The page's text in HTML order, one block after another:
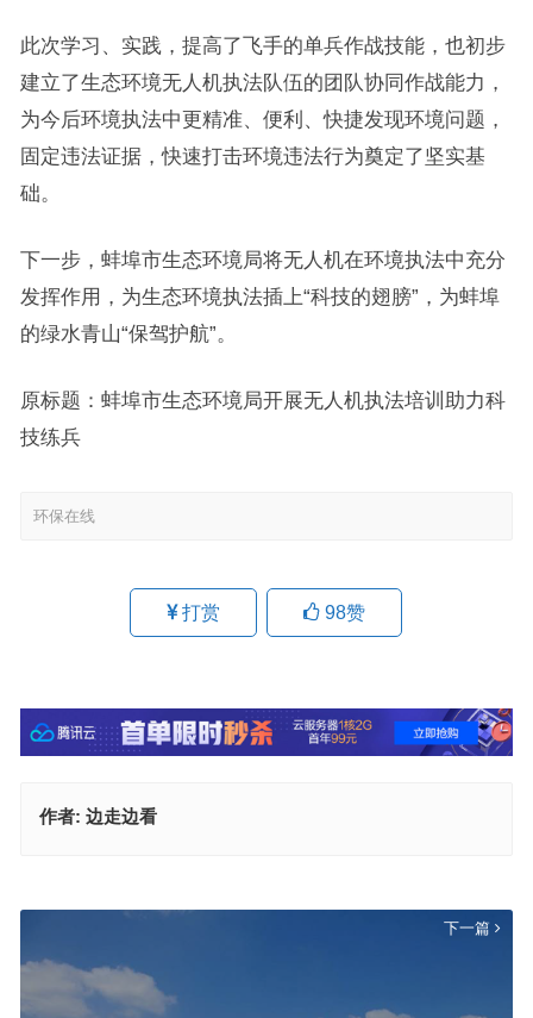
此次学习、实践，提高了飞手的单兵作战技能，也初步
建立了生态环境无人机执法队伍的团队协同作战能力，
为今后环境执法中更精准、便利、快捷发现环境问题，
固定违法证据，快速打击环境违法行为奠定了坚实基
础。
下一步，蚌埠市生态环境局将无人机在环境执法中充分
发挥作用，为生态环境执法插上“科技的翅膀”，为蚌埠
的绿水青山“保驾护航”。
原标题：蚌埠市生态环境局开展无人机执法培训助力科
技练兵
环保在线
打赏 98赞
作者: 边走边看
下一篇